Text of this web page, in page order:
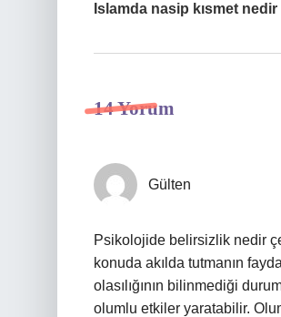
Islamda nasip kısmet nedir
14 Yorum
Gülten
Psikolojide belirsizlik nedir
konuda akılda tutmanın
olasılığının bilinmediği
olumlu etkiler yaratabilir.